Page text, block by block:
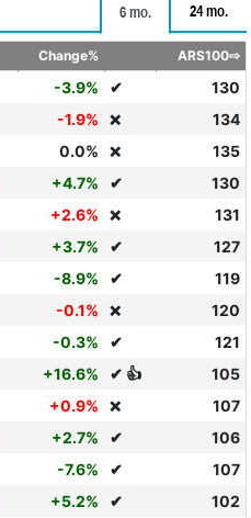
6 mo. 24 mo.
Change% ARS100⇨
-3.9% ✔
130
-1.9% ❌
134
0.0% ❌
135
+4.7% ✔
130
+2.6% ❌
131
+3.7% ✔
127
-8.9% ✔
119
-0.1% ❌
120
-0.3% ✔
121
+16.6% ✔ 👍
105
+0.9% ❌
107
+2.7% ✔
106
-7.6% ✔
107
+5.2% ✔
102